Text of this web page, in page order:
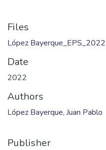
Files
López
Date
2022
Authors
López Bayerque, Juan Pablo
Publisher